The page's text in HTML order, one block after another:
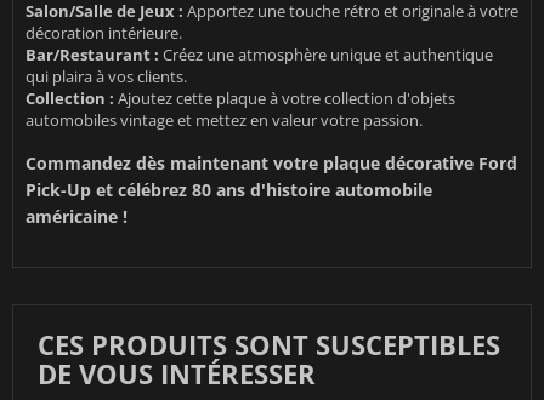
Salon/Salle de Jeux : Apportez une touche rétro et originale à votre
décoration intérieure.
Bar/Restaurant : Créez une atmosphère unique et authentique
qui plaira à vos clients.
Collection : Ajoutez cette plaque à votre collection d'objets
automobiles vintage et mettez en valeur votre passion.
Commandez dès maintenant votre plaque décorative Ford
Pick-Up et célébrez 80 ans d'histoire automobile
américaine !
CES PRODUITS SONT SUSCEPTIBLES
DE VOUS INTÉRESSER